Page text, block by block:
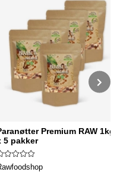
Premium RAW 1kg
5 pakker